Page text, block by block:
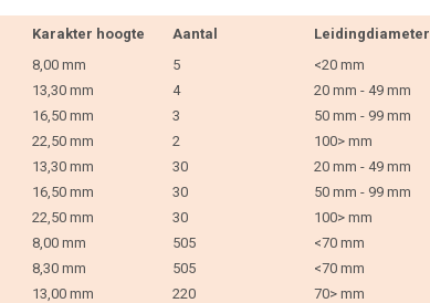
Karakter hoogte Aantal Leidingdiameter
8,00 mm 5 <20 mm
13,30 mm 4 20 mm - 49 mm
16,50 mm 3 50 mm - 99 mm
22,50 mm 2 100> mm
13,30 mm 30 20 mm - 49 mm
16,50 mm 30 50 mm - 99 mm
22,50 mm 30 100> mm
8,00 mm 505 <70 mm
8,30 mm 505 <70 mm
13,00 mm 220 70> mm